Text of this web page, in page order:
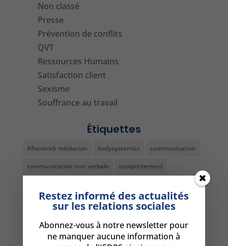
Non classé
Presse
Prévention de conflits
QVT
Ressources Humains
Satisfaction client
Sexisme
Souffrance au travail
Étiquettes
Afterwork médiation bodysystemics communication
communication non verbale comportement
conseil decoder non-verbal devenir médiateur
dialogue social diplome médiateur DRH
formation comportement formation DRH Paris
Restez informé des actualités
sur les relations sociales
Abonnez-vous à notre newsletter pour
ne manquer aucune information à